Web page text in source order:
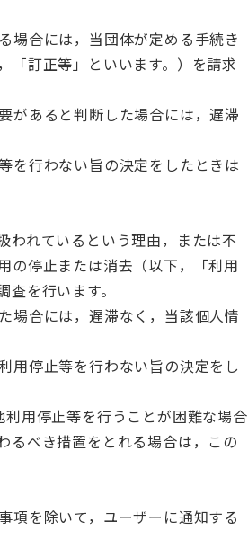
場合には，当団体が定める手続き
「訂正等」といいます。）を請求
があると判断した場合には，遅滞
を行わない旨の決定をしたときは
われているという理由，または不
の停止または消去（以下，「利用
を行います。
場合には，遅滞なく，当該個人情
用停止等を行わない旨の決定をし
用停止等を行うことが困難な場合
るべき措置をとれる場合は，この
項を除いて，ユーザーに通知する